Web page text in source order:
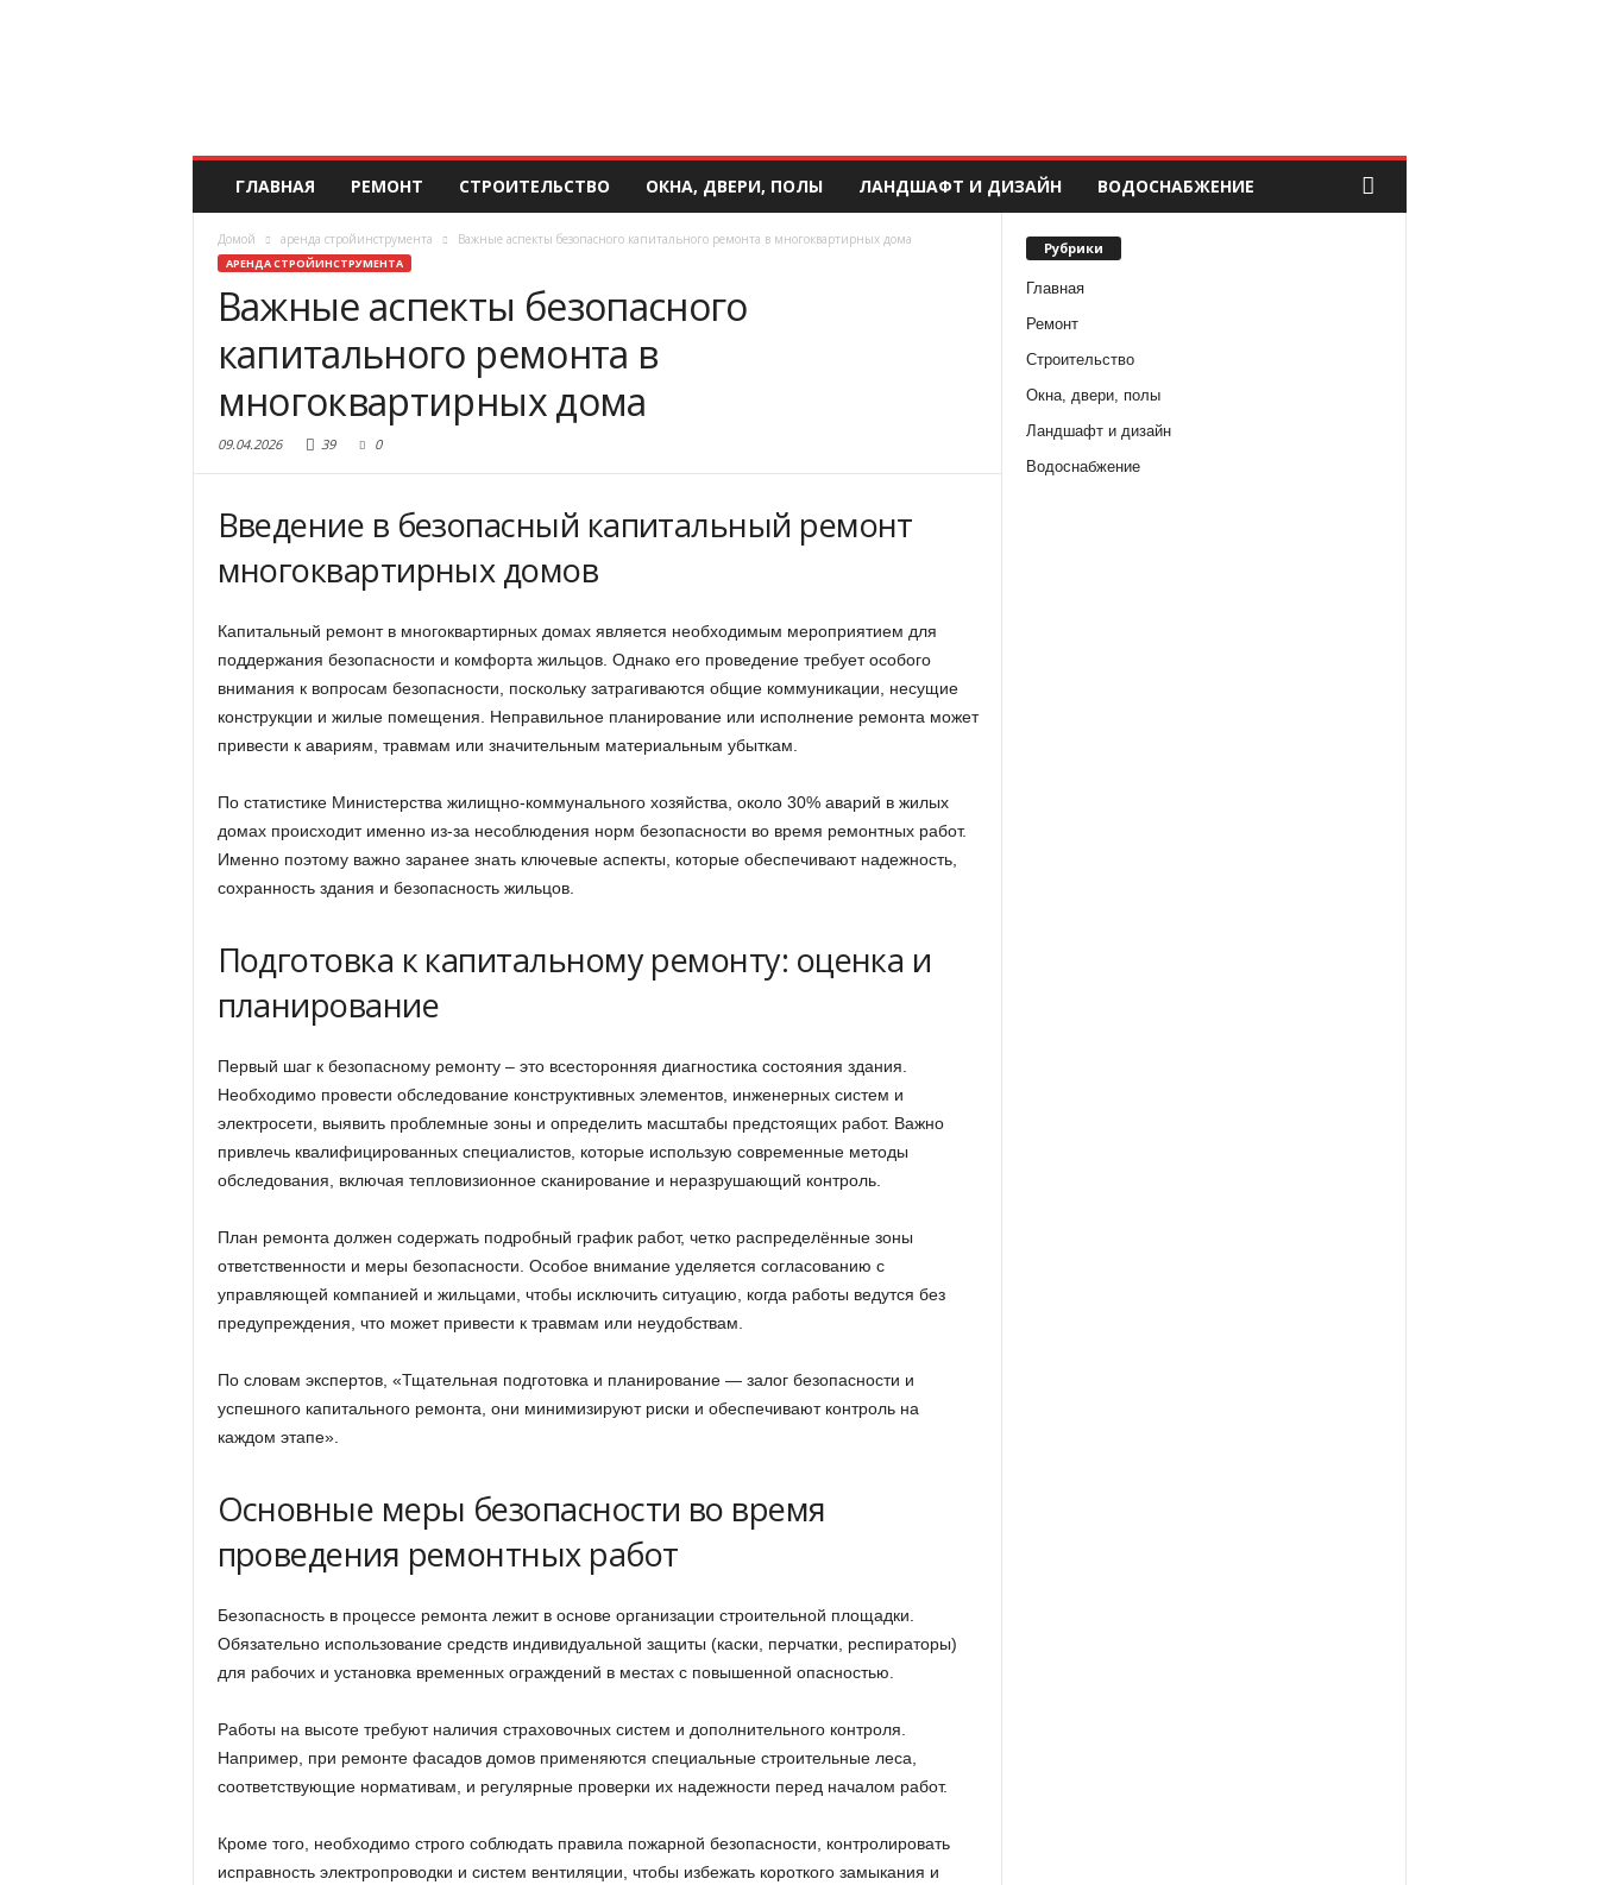
ГЛАВНАЯ РЕМОНТ СТРОИТЕЛЬСТВО ОКНА, ДВЕРИ, ПОЛЫ ЛАНДШАФТ И ДИЗАЙН ВОДОСНАБЖЕНИЕ
Домой аренда стройинструмента Важные аспекты безопасного капитального ремонта в многоквартирных дома
АРЕНДА СТРОЙИНСТРУМЕНТА
Важные аспекты безопасного
капитального ремонта в
многоквартирных дома
09.04.2026 39 0
Введение в безопасный капитальный ремонт
многоквартирных домов
Капитальный ремонт в многоквартирных домах является необходимым мероприятием для
поддержания безопасности и комфорта жильцов. Однако его проведение требует особого
внимания к вопросам безопасности, поскольку затрагиваются общие коммуникации, несущие
конструкции и жилые помещения. Неправильное планирование или исполнение ремонта может
привести к авариям, травмам или значительным материальным убыткам.
По статистике Министерства жилищно-коммунального хозяйства, около 30% аварий в жилых
домах происходит именно из-за несоблюдения норм безопасности во время ремонтных работ.
Именно поэтому важно заранее знать ключевые аспекты, которые обеспечивают надежность,
сохранность здания и безопасность жильцов.
Подготовка к капитальному ремонту: оценка и
планирование
Первый шаг к безопасному ремонту – это всесторонняя диагностика состояния здания.
Необходимо провести обследование конструктивных элементов, инженерных систем и
электросети, выявить проблемные зоны и определить масштабы предстоящих работ. Важно
привлечь квалифицированных специалистов, которые использую современные методы
обследования, включая тепловизионное сканирование и неразрушающий контроль.
План ремонта должен содержать подробный график работ, четко распределённые зоны
ответственности и меры безопасности. Особое внимание уделяется согласованию с
управляющей компанией и жильцами, чтобы исключить ситуацию, когда работы ведутся без
предупреждения, что может привести к травмам или неудобствам.
По словам экспертов, «Тщательная подготовка и планирование — залог безопасности и
успешного капитального ремонта, они минимизируют риски и обеспечивают контроль на
каждом этапе».
Основные меры безопасности во время
проведения ремонтных работ
Безопасность в процессе ремонта лежит в основе организации строительной площадки.
Обязательно использование средств индивидуальной защиты (каски, перчатки, респираторы)
для рабочих и установка временных ограждений в местах с повышенной опасностью.
Работы на высоте требуют наличия страховочных систем и дополнительного контроля.
Например, при ремонте фасадов домов применяются специальные строительные леса,
соответствующие нормативам, и регулярные проверки их надежности перед началом работ.
Кроме того, необходимо строго соблюдать правила пожарной безопасности, контролировать
исправность электропроводки и систем вентиляции, чтобы избежать короткого замыкания и
Рубрики
Главная
Ремонт
Строительство
Окна, двери, полы
Ландшафт и дизайн
Водоснабжение